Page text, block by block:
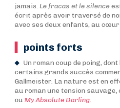
jamais. Le fracas et le silence
écrit après avoir traversé de
avec ses deux enfants, au
points forts
Un roman coup de poing,
certains grands succès
Gallmeister. La nature est en
au roman une tension sauvage,
ou My Absolute Darling.